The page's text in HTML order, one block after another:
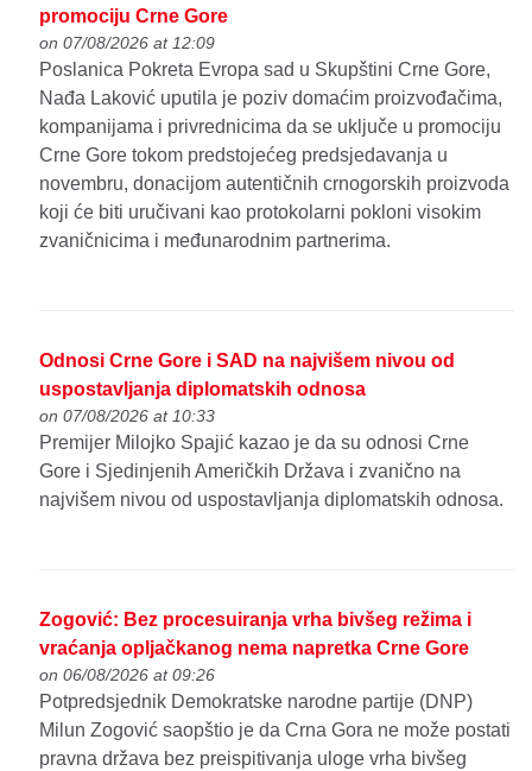
promociju Crne Gore
on 07/08/2026 at 12:09
Poslanica Pokreta Evropa sad u Skupštini Crne Gore,
Nađa Laković uputila je poziv domaćim proizvođačima,
kompanijama i privrednicima da se uključe u promociju
Crne Gore tokom predstojećeg predsjedavanja u
novembru, donacijom autentičnih crnogorskih proizvoda
koji će biti uručivani kao protokolarni pokloni visokim
zvaničnicima i međunarodnim partnerima.
Odnosi Crne Gore i SAD na najvišem nivou od
uspostavljanja diplomatskih odnosa
on 07/08/2026 at 10:33
Premijer Milojko Spajić kazao je da su odnosi Crne
Gore i Sjedinjenih Američkih Država i zvanično na
najvišem nivou od uspostavljanja diplomatskih odnosa.
Zogović: Bez procesuiranja vrha bivšeg režima i
vraćanja opljačkanog nema napretka Crne Gore
on 06/08/2026 at 09:26
Potpredsjednik Demokratske narodne partije (DNP)
Milun Zogović saopštio je da Crna Gora ne može postati
pravna država bez preispitivanja uloge vrha bivšeg